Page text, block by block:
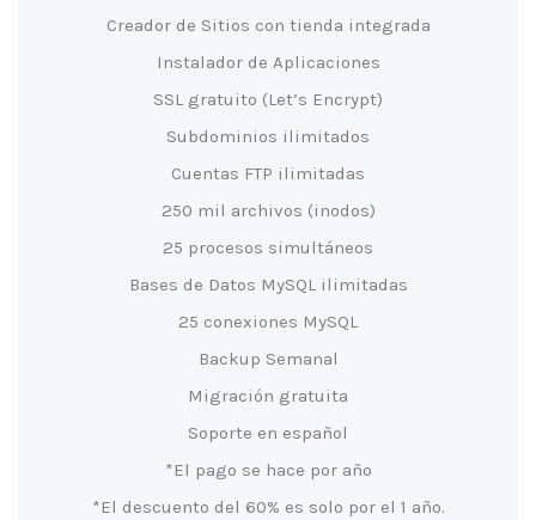
Creador de Sitios con tienda integrada
Instalador de Aplicaciones
SSL gratuito (Let’s Encrypt)
Subdominios ilimitados
Cuentas FTP ilimitadas
250 mil archivos (inodos)
25 procesos simultáneos
Bases de Datos MySQL ilimitadas
25 conexiones MySQL
Backup Semanal
Migración gratuita
Soporte en español
*El pago se hace por año
*El descuento del 60% es solo por el 1 año.